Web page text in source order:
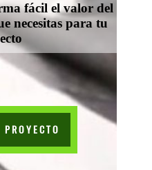
fácil el valor del
necesitas para tu